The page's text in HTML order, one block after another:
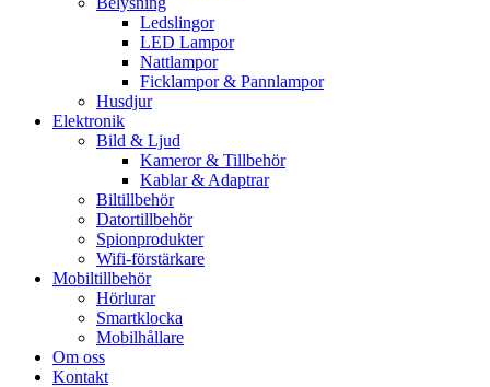
Ledslingor
LED Lampor
Nattlampor
Ficklampor & Pannlampor
Husdjur
Elektronik
Bild & Ljud
Kameror & Tillbehör
Kablar & Adaptrar
Biltillbehör
Datortillbehör
Spionprodukter
Wifi-förstärkare
Mobiltillbehör
Hörlurar
Smartklocka
Mobilhållare
Om oss
Kontakt